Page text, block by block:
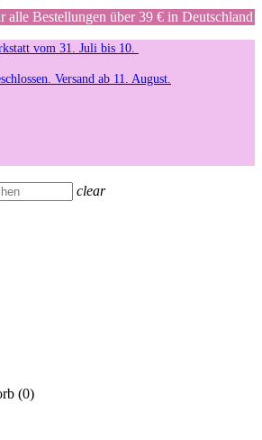
alle Bestellungen über 39 € in Deutschland
vom 31. Juli bis 10.
Versand ab 11. August.
clear
(0)